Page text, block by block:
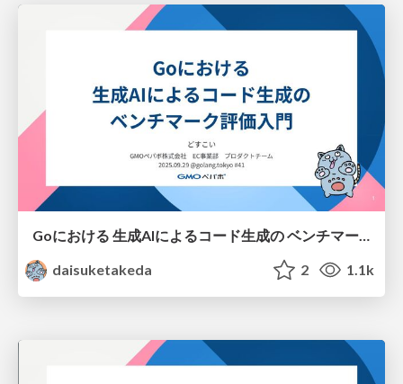
daisuketakeda
2 1.1k